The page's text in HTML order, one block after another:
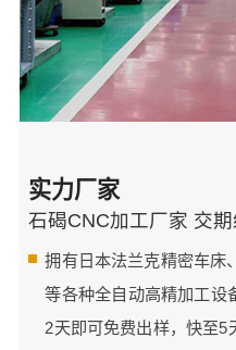
实力厂家
石碣CNC加工厂家 交
拥有日本法兰克精密车床
等各种全自动高精加工设
2天即可免费出样，快至5